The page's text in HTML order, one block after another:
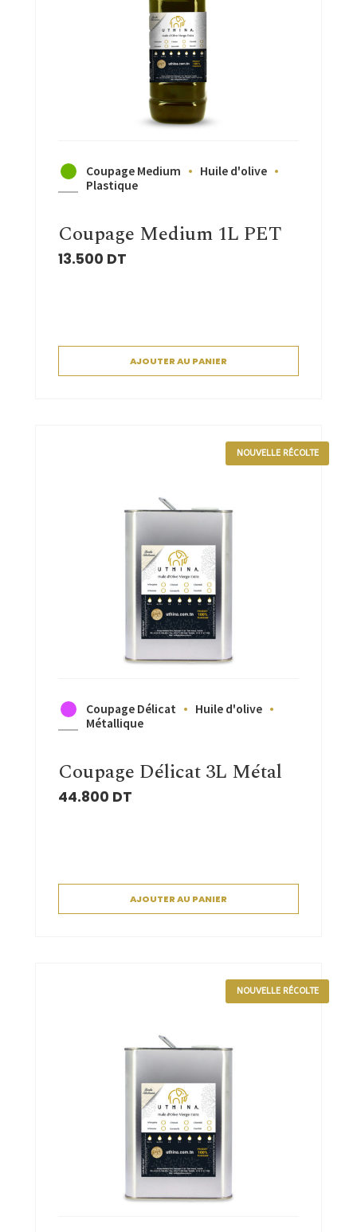
Coupage Medium
Huile d'olive
Plastique
Coupage Medium 1L PET
13.500 DT
AJOUTER AU PANIER
NOUVELLE RÉCOLTE
Coupage Délicat
Huile d'olive
Métallique
Coupage Délicat 3L Métal
44.800 DT
AJOUTER AU PANIER
NOUVELLE RÉCOLTE